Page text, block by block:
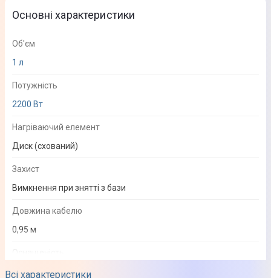
Всі характеристики
Основні характеристики
Об'єм
1 л
Потужність
2200 Вт
Нагріваючий елемент
Диск (схований)
Захист
Вимкнення при знятті з бази
Довжина кабелю
0,95 м
Обертання на 360 °